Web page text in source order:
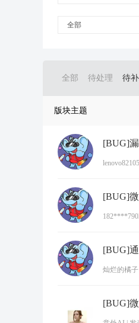
全部
全部 待处理 待
版块主题
[BUG]
[BUG]
灿烂的橘子
[BUG]